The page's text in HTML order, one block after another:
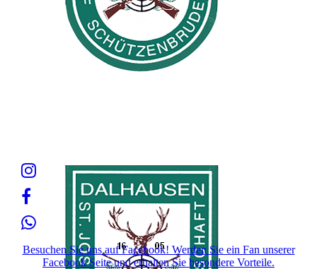
Besuchen Sie uns auf Facebook! Werden Sie ein Fan unserer
Facebook Seite und erhalten Sie besondere Vorteile.